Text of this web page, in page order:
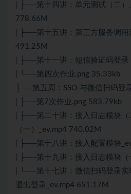
| ├──第十四讲：单元测试（二）
778.66M
| ├──第十五讲：第三方服务调用
491.25M
| ├──第十一讲：短信验证码登
| └──第四次作业.png 35.33kb
├──第五周：SSO 与微信扫码登
| ├──第7次作业.png 583.79kb
| ├──第二十讲：接入日志模块
（一）_ev.mp4 740.02M
| ├──第十八讲：接入配置模块
| ├──第十九讲：接入日志模块
| └──第十七讲：微信扫码登录
退出登录_ev.mp4 651.17M